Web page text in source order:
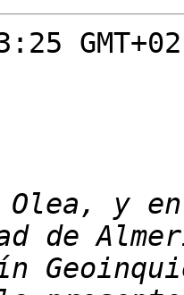
y en